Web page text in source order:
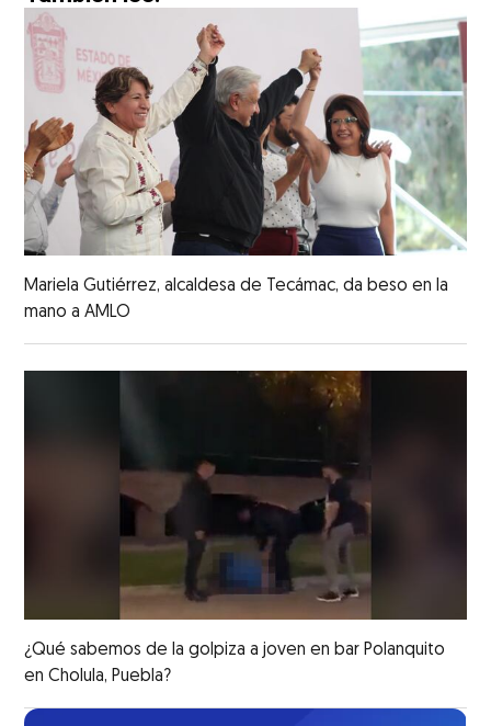
Mariela Gutiérrez, alcaldesa de Tecámac, da beso en la
mano a AMLO
¿Qué sabemos de la golpiza a joven en bar Polanquito
en Cholula, Puebla?